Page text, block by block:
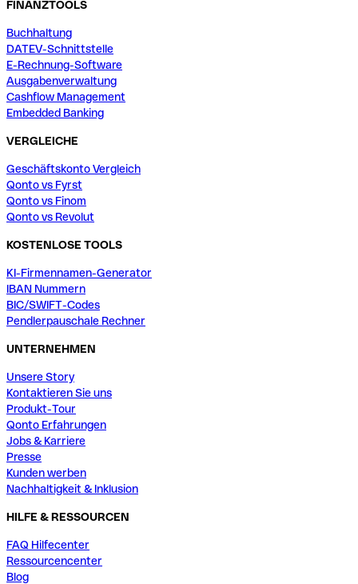
FINANZTOOLS
Buchhaltung
DATEV-Schnittstelle
E-Rechnung-Software
Ausgabenverwaltung
Cashflow Management
Embedded Banking
VERGLEICHE
Geschäftskonto Vergleich
Qonto vs Fyrst
Qonto vs Finom
Qonto vs Revolut
KOSTENLOSE TOOLS
KI-Firmennamen-Generator
IBAN Nummern
BIC/SWIFT-Codes
Pendlerpauschale Rechner
UNTERNEHMEN
Unsere Story
Kontaktieren Sie uns
Produkt-Tour
Qonto Erfahrungen
Jobs & Karriere
Presse
Kunden werben
Nachhaltigkeit & Inklusion
HILFE & RESSOURCEN
FAQ Hilfecenter
Ressourcencenter
Blog